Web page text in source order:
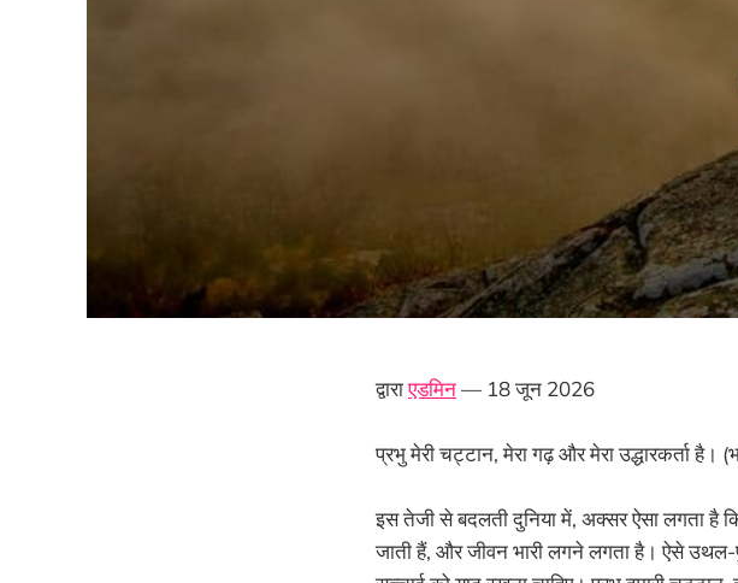
द्वाराएडमिन— 18 जून 2026
प्रभु मेरी चट्टान, मेरा गढ़ और मेरा उद्धारकर्ता है।
इस तेजी से बदलती दुनिया में, अक्सर ऐसा लगता है
जाती हैं, और जीवन भारी लगने लगता है। ऐसे